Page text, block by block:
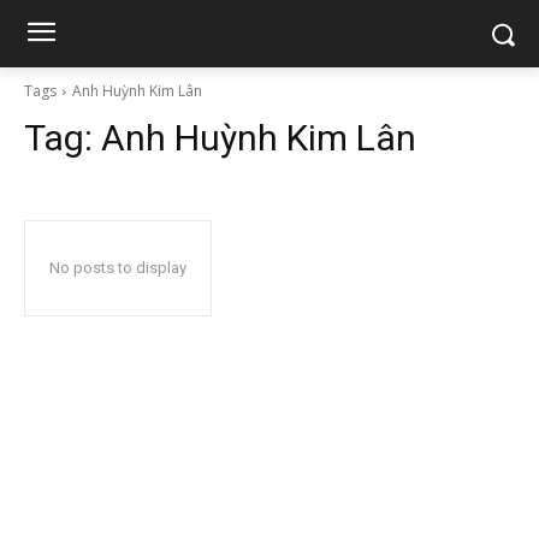
Tags Anh Huỳnh Kim Lân
Tag: Anh Huỳnh Kim Lân
No posts to display